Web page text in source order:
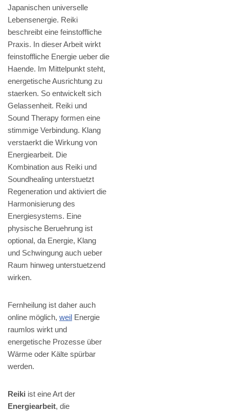
Japanischen universelle
Lebensenergie. Reiki
beschreibt eine feinstoffliche
Praxis. In dieser Arbeit wirkt
feinstoffliche Energie ueber die
Haende. Im Mittelpunkt steht,
energetische Ausrichtung zu
staerken. So entwickelt sich
Gelassenheit. Reiki und
Sound Therapy formen eine
stimmige Verbindung. Klang
verstaerkt die Wirkung von
Energiearbeit. Die
Kombination aus Reiki und
Soundhealing unterstuetzt
Regeneration und aktiviert die
Harmonisierung des
Energiesystems. Eine
physische Beruehrung ist
optional, da Energie, Klang
und Schwingung auch ueber
Raum hinweg unterstuetzend
wirken.
Fernheilung ist daher auch
online möglich, weil Energie
raumlos wirkt und
energetische Prozesse über
Wärme oder Kälte spürbar
werden.
Reiki ist eine Art der
Energiearbeit, die